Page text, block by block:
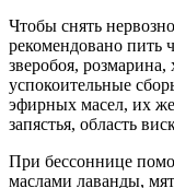
Чтобы снять
рекомендовано пить
зверобоя,
успокоительные
эфирных масел, их
запястья, область
При бессоннице
маслами лаванды,